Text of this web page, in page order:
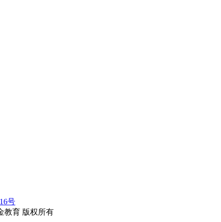
号
教育 版权所有